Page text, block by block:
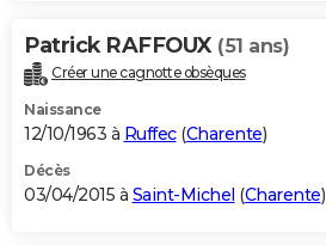
Patrick RAFFOUX (51 ans)
Créer une cagnotte obsèques
Naissance
12/10/1963 à Ruffec(Charente)
Décès
03/04/2015 à Saint-Michel (Charente)